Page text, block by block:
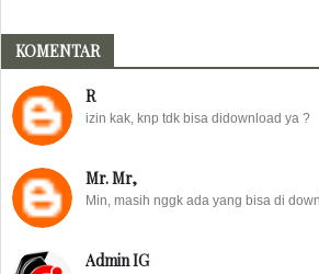
KOMENTAR
R
izin kak, knp tdk bisa didownload ya ?
Mr. Mr,
Min, masih nggk ada yang bisa di
Admin IG